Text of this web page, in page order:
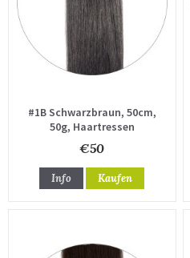
#1B Schwarzbraun, 50cm,
50g, Haartressen
€50
Info Kaufen